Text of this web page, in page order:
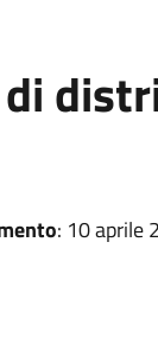
di
: 10 aprile